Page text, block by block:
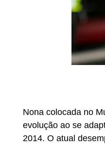
Nona colocada no
evolução ao se
2014. O atual